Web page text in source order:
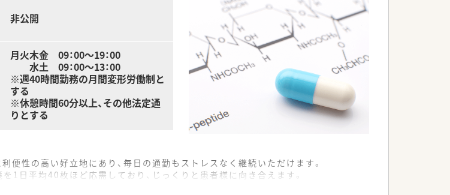
毎日決まった時間に帰宅したいと強く希望されている方。
達障害や心のケアに関する専門知識を身につけたい方。
、調剤業務や医薬品の管理業務に専念したいと考える方。
非公開
月火木金 09：00～19：00
水土 09：00～13：00
※週40時間勤務の月間変形労働制と
する
※休憩時間60分以上、その他法定通
りとする
性の高い好立地にあり、毎日の通勤もストレスなく継続いただけます。
日平均40枚ほど応需しており、じっくりと患者様に向き合えます。